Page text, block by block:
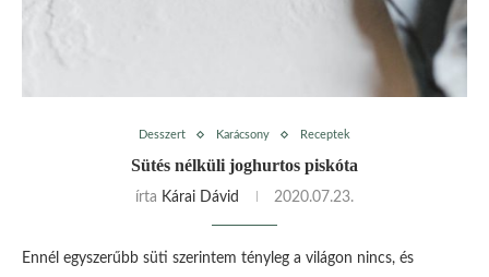
Desszert Karácsony Receptek
Sütés nélküli joghurtos piskóta
írta Kárai Dávid 2020.07.23.
Ennél egyszerűbb süti szerintem tényleg a világon nincs, és